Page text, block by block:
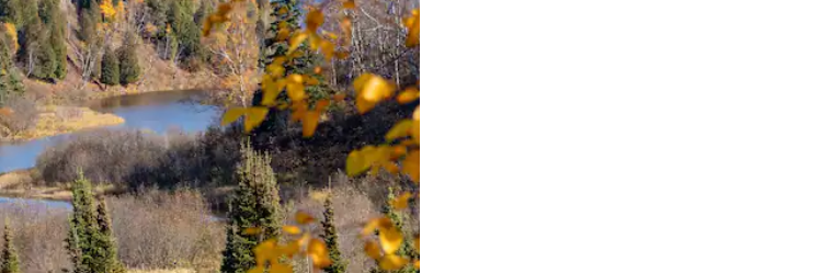
de las flechas hacia arriba y hacia abajo, o bien tocando y deslizando la pantalla.